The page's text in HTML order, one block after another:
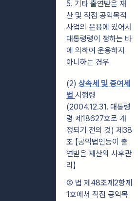
5. 기타 출연받은 재
산 및 직접 공익목적
사업의 운용에 있어서
대통령령이 정하는 바
에 의하여 운용하지
아니하는 경우
(2) 상속세 및 증여세
법 시행령
(2004.12.31. 대통령
령 제18627호로 개
정되기 전의 것) 제38
조 【공익법인등이 출
연받은 재산의 사후관
리】
② 법 제48조제2항제
1호에서 직접 공익목